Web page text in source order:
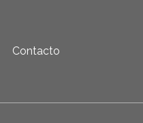
Contacto